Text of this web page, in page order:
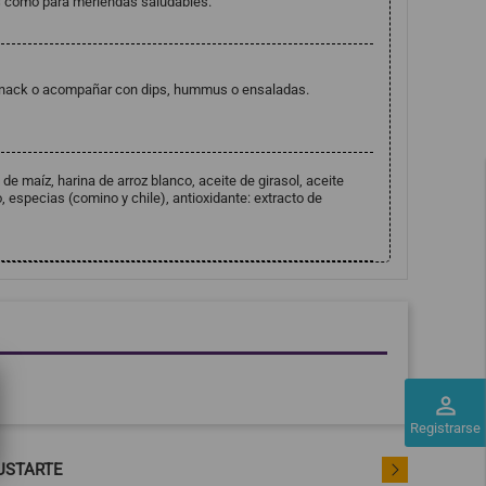
perm_identity
Registrarse
o acompañar con dips, hummus o ensaladas.
de maíz, harina de arroz blanco, aceite de girasol, aceite
especias (comino y chile), antioxidante: extracto de